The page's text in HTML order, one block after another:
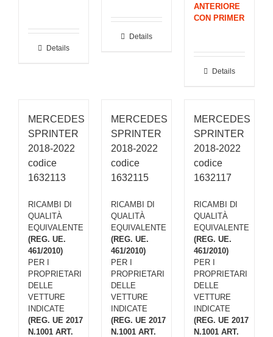
Details
Details
ANTERIORE
CON PRIMER
Details
MERCEDES
SPRINTER
2018-2022
codice
1632113
RICAMBI DI
QUALITÀ
EQUIVALENTE
(REG. UE.
461/2010)
PER I
PROPRIETARI
DELLE
VETTURE
INDICATE
(REG. UE 2017
N.1001 ART.
MERCEDES
SPRINTER
2018-2022
codice
1632115
RICAMBI DI
QUALITÀ
EQUIVALENTE
(REG. UE.
461/2010)
PER I
PROPRIETARI
DELLE
VETTURE
INDICATE
(REG. UE 2017
N.1001 ART.
MERCEDES
SPRINTER
2018-2022
codice
1632117
RICAMBI DI
QUALITÀ
EQUIVALENTE
(REG. UE.
461/2010)
PER I
PROPRIETARI
DELLE
VETTURE
INDICATE
(REG. UE 2017
N.1001 ART.